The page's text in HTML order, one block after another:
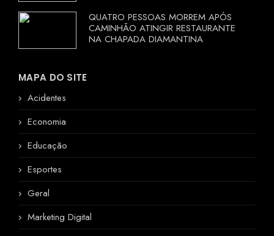
QUATRO PESSOAS MORREM APÓS
CAMINHÃO ATINGIR RESTAURANTE
NA CHAPADA DIAMANTINA
MAPA DO SITE
Acidentes
Economia
Educação
Esportes
Geral
Marketing Digital